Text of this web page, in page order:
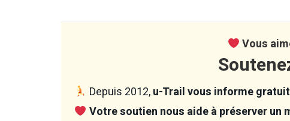
Vous
Depuis 2012,u-Trail vous informe
Votre soutien nous aide à préserver un